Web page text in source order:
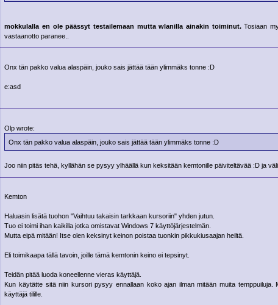
mokkulalla en ole päässyt testailemaan mutta wlanilla ainakin toiminut.Tosiaan
vastaanotto paranee..
Onx tän pakko valua alaspäin, jouko sais jättää tään ylimmäks tonne :D
e:asd
Olp wrote:
Onx tän pakko valua alaspäin, jouko sais jättää tään ylimmäks tonne :D
Joo niin pitäs tehä, kyllähän se pysyy ylhäällä kun keksitään kemtonille päiviteltävää :D ja
Kemton
Haluasin lisätä tuohon "Vaihtuu takaisin tarkkaan kursoriin" yhden jutun.
Tuo ei toimi ihan kaikilla jotka omistavat Windows 7 käyttöjärjestelmän.
Mutta eipä mitään! Itse olen keksinyt keinon poistaa tuonkin pikkukiusaajan heiltä.
Eli toimikaapa tällä tavoin, joille tämä kemtonin keino ei tepsinyt.
Teidän pitää luoda koneellenne vieras käyttäjä.
Kun käytätte sitä niin kursori pysyy ennallaan koko ajan ilman mitään muita
käyttäjä tilille.